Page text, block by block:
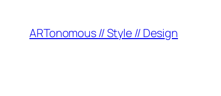
ARTonomous // Style // Design